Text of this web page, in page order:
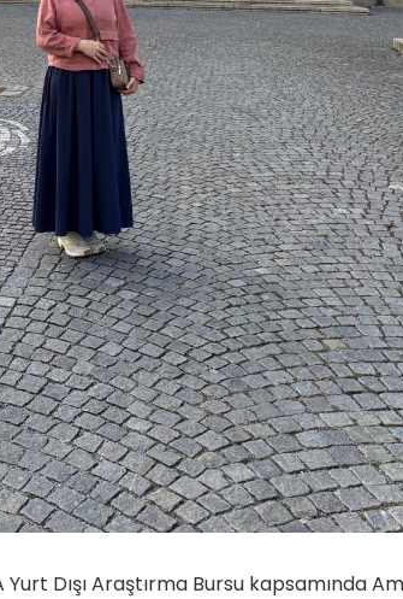
Yurt Dışı Araştırma Bursu kapsamında